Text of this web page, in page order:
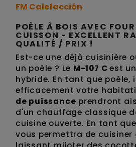
FM Calefacción
POÊLE À BOIS AVEC
CUISSON - EXCELLENT
QUALITÉ / PRIX !
Est-ce une déjà cuisinière
un poêle ? Le M-107 Cest
hybride. En tant que poêle,
efficacement votre
de puissance prendront
d'un chauffage classique
cuisine ouverte. En tant
vous permettra de cuisiner